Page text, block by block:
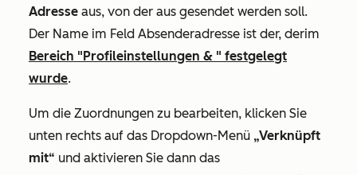
Adresse aus, von der aus gesendet werden soll.
Der Name im Feld Absenderadresse ist der, derim
Bereich "Profileinstellungen & " festgelegt
wurde.
Um die Zuordnungen zu bearbeiten, klicken Sie
unten rechts auf das Dropdown-Menü „Verknüpft
mit“ und aktivieren Sie dann das